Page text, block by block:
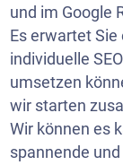
und im Google
Es erwartet
individuelle
umsetzen
wir starten
Wir können es
spannende